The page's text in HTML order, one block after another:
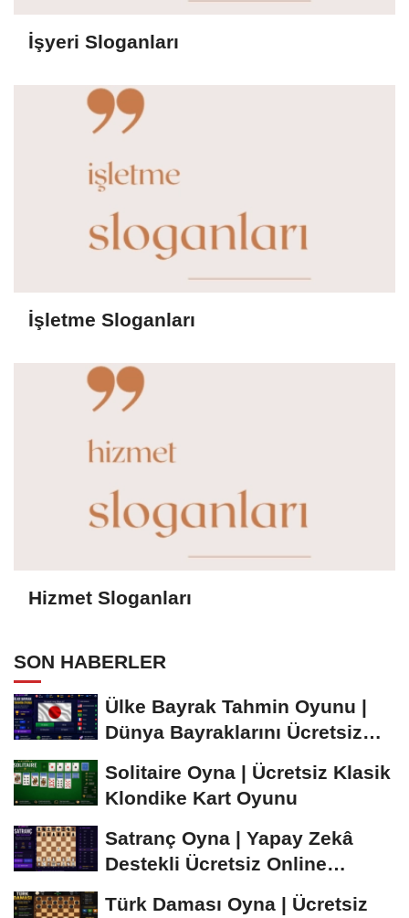
İşyeri Sloganları
İşletme Sloganları
Hizmet Sloganları
SON HABERLER
Ülke Bayrak Tahmin Oyunu |
Dünya Bayraklarını Ücretsiz
Solitaire Oyna | Ücretsiz Klasik
Klondike Kart Oyunu
Satranç Oyna | Yapay Zekâ
Destekli Ücretsiz Online
Türk Daması Oyna | Ücretsiz